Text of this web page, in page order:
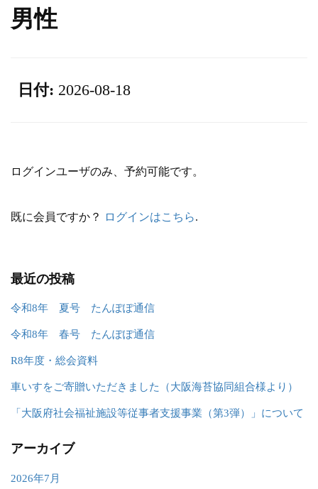
男性
日付: 2026-08-18
ログインユーザのみ、予約可能です。
既に会員ですか？ ログインはこちら.
最近の投稿
令和8年 夏号 たんぽぽ通信
令和8年 春号 たんぽぽ通信
R8年度・総会資料
車いすをご寄贈いただきました（大阪海苔協同組合様より）
「大阪府社会福祉施設等従事者支援事業（第3弾）」について
アーカイブ
2026年7月